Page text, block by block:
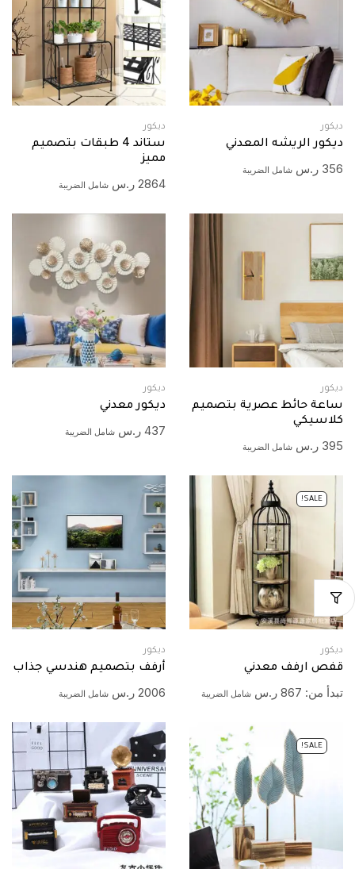
ديكور
ديكور الريشه المعدني
356 ر.س شامل الضريبة
ديكور
ستاند 4 طبقات بتصميم
مميز
2864 ر.س شامل الضريبة
ديكور
ساعة حائط عصرية بتصميم
كلاسيكي
395 ر.س شامل الضريبة
ديكور
ديكور معدني
437 ر.س شامل الضريبة
SALE!
ديكور
قفص ارفف معدني
تبدأ من: 867 ر.س شامل الضريبة
ديكور
أرفف بتصميم هندسي جذاب
2006 ر.س شامل الضريبة
SALE!